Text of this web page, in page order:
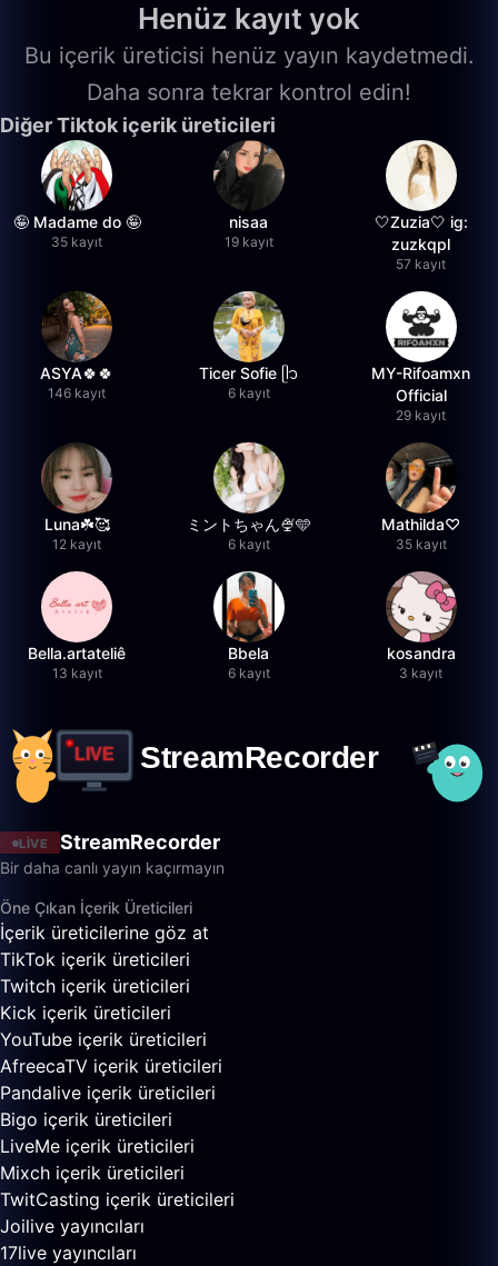
Henüz kayıt yok
Bu içerik üreticisi henüz yayın kaydetmedi.
Daha sonra tekrar kontrol edin!
Diğer Tiktok içerik üreticileri
🤪 Madame do 🤪
35 kayıt
nisaa
19 kayıt
🤍Zuzia🤍 ig:
zuzkqpl
57 kayıt
ASYA🍀🍀
146 kayıt
Ticer Sofie ᥫ᭡
6 kayıt
MY-Rifoamxn
Official
29 kayıt
Luna☘️🥰
12 kayıt
ミントちゃん🍨🩵
6 kayıt
Mathilda♡︎
35 kayıt
Bella.artateliê
13 kayıt
Bbela
6 kayıt
kosandra
3 kayıt
LIVE StreamRecorder
Bir daha canlı yayın kaçırmayın
Öne Çıkan İçerik Üreticileri
İçerik üreticilerine göz at
TikTok içerik üreticileri
Twitch içerik üreticileri
Kick içerik üreticileri
YouTube içerik üreticileri
AfreecaTV içerik üreticileri
Pandalive içerik üreticileri
Bigo içerik üreticileri
LiveMe içerik üreticileri
Mixch içerik üreticileri
TwitCasting içerik üreticileri
Joilive yayıncıları
17live yayıncıları